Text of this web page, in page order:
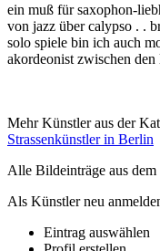
ein muß für saxophon-
von jazz über calypso . .
solo spiele bin ich auch
akordeonist zwischen
Mehr Künstler aus der
Strassenkünstler in Berlin
Alle Bildeinträge aus dem
Als Künstler neu
Eintrag auswählen